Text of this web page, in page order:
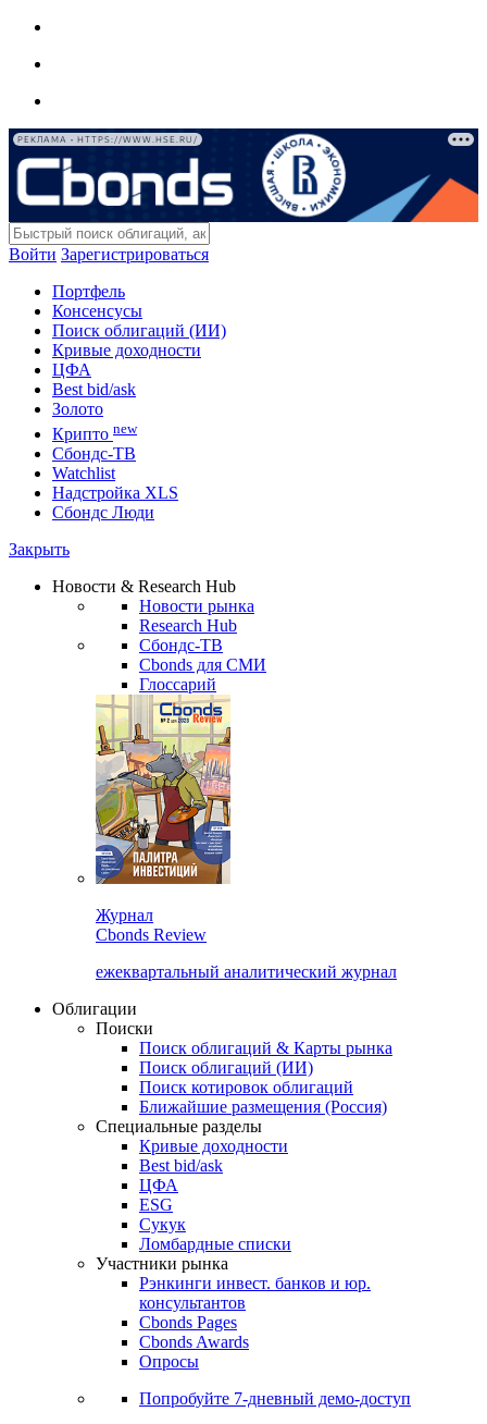
РЕКЛАМА • HTTPS://WWW.HSE.RU/
Войти Зарегистрироваться
Портфель
Консенсусы
Поиск облигаций (ИИ)
Кривые доходности
ЦФА
Best bid/ask
Золото
Крипто new
Сбондс-ТВ
Watchlist
Надстройка XLS
Сбондс Люди
Закрыть
Новости & Research Hub
Новости рынка
Research Hub
Сбондс-ТВ
Cbonds для СМИ
Глоссарий
Журнал
Cbonds Review
ежеквартальный аналитический журнал
Облигации
Поиски
Поиск облигаций & Карты рынка
Поиск облигаций (ИИ)
Поиск котировок облигаций
Ближайшие размещения (Россия)
Специальные разделы
Кривые доходности
Best bid/ask
ЦФА
ESG
Сукук
Ломбардные списки
Участники рынка
Рэнкинги инвест. банков и юр.
консультантов
Cbonds Pages
Cbonds Awards
Опросы
Попробуйте 7-дневный демо-доступ